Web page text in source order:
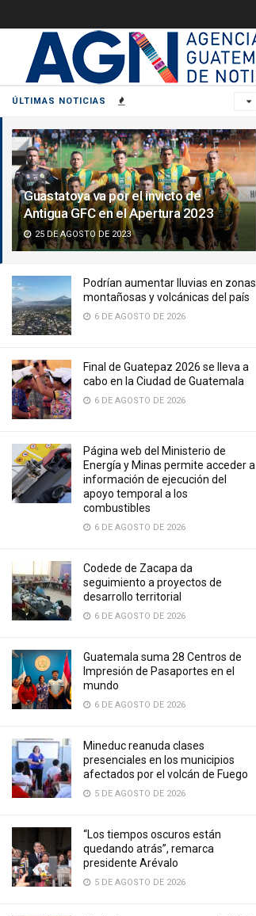
ÚLTIMAS NOTICIAS
Guastatoya va por el invicto de
Antigua GFC en el Apertura 2023
25 DE AGOSTO DE 2023
Podrían aumentar lluvias en zonas
montañosas y volcánicas del país
6 DE AGOSTO DE 2026
Final de Guatepaz 2026 se lleva a
cabo en la Ciudad de Guatemala
6 DE AGOSTO DE 2026
Página web del Ministerio de
Energía y Minas permite acceder a
información de ejecución del
apoyo temporal a los
combustibles
6 DE AGOSTO DE 2026
Codede de Zacapa da
seguimiento a proyectos de
desarrollo territorial
6 DE AGOSTO DE 2026
Guatemala suma 28 Centros de
Impresión de Pasaportes en el
mundo
6 DE AGOSTO DE 2026
Mineduc reanuda clases
presenciales en los municipios
afectados por el volcán de Fuego
5 DE AGOSTO DE 2026
“Los tiempos oscuros están
quedando atrás”, remarca
presidente Arévalo
5 DE AGOSTO DE 2026